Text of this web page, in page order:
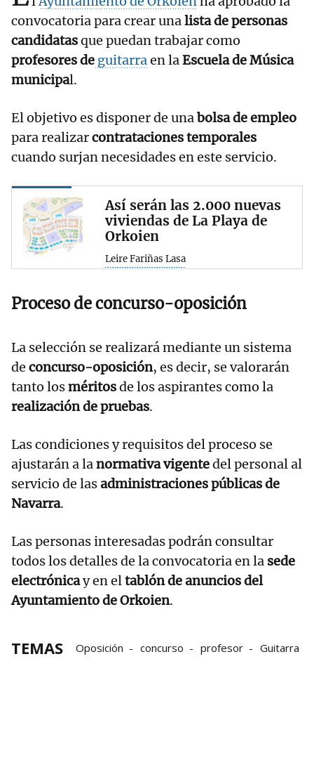
convocatoria para crear unalista de personas
candidatasque puedan trabajar como
profesores de guitarraen laEscuela de Música
municipal.
El objetivo es disponer de unabolsa de empleo
para realizarcontrataciones temporales
cuando surjan necesidades en este servicio.
Así serán las 2.000 nuevas
viviendas de La Playa de
Orkoien
Leire Fariñas Lasa
Proceso de concurso-oposición
La selección se realizará mediante un sistema
de concurso-oposición, es decir, se valorarán
tanto losméritosde los aspirantes como la
realización de pruebas.
Las condiciones y requisitos del proceso se
ajustarán a lanormativa vigentedel personal al
servicio de lasadministraciones públicas de
Navarra.
Las personas interesadas podrán consultar
todos los detalles de la convocatoria en la sede
electrónicay en eltablón de anuncios del
Ayuntamiento de Orkoien.
TEMAS Oposición concurso profesor Guitarra